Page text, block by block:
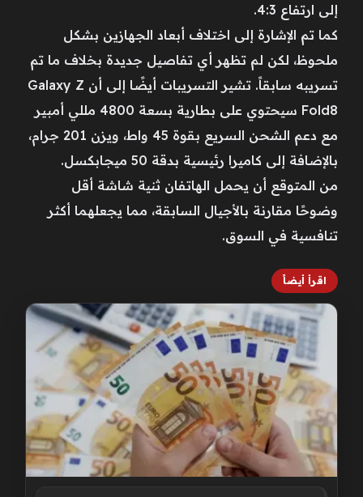
إلى ارتفاع 4:3.
كما تم الإشارة إلى اختلاف أبعاد الجهازين بشكل
ملحوظ، لكن لم تظهر أي تفاصيل جديدة بخلاف ما تم
تسريبه سابقاً. تشير التسريبات أيضًا إلى أن Galaxy Z
Fold8 سيحتوي على بطارية بسعة 4800 مللي أمبير
مع دعم الشحن السريع بقوة 45 واط، ويزن 201 جرام،
بالإضافة إلى كاميرا رئيسية بدقة 50 ميجابكسل.
من المتوقع أن يحمل الهاتفان ثنية شاشة أقل
وضوحًا مقارنة بالأجيال السابقة، مما يجعلهما أكثر
تنافسية في السوق.
اقرأ أيضاً